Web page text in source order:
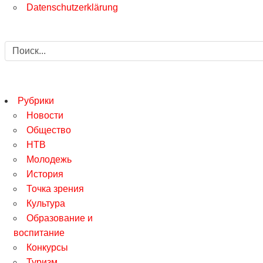
Datenschutzerklärung
Рубрики
Новости
Общество
НТВ
Молодежь
История
Точка зрения
Культура
Образование и
воспитание
Конкурсы